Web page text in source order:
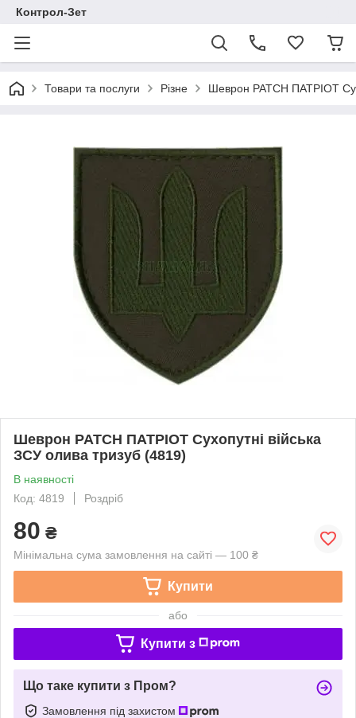
Контрол-Зет
Товари та послуги Різне Шеврон PATCH ПАТРІОТ
Шеврон PATCH ПАТРІОТ Сухопутні війська
ЗСУ олива тризуб (4819)
В наявності
Код: 4819
Роздріб
80 ₴
Мінімальна сума замовлення на сайті — 100 ₴
Купити
або
Купити з
Що таке купити з Пром?
Замовлення під захистом